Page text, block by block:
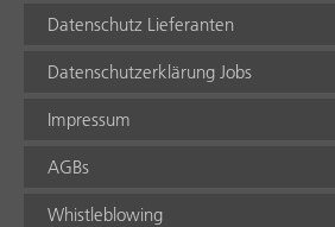
Datenschutz Lieferanten
Datenschutzerklärung Jobs
Impressum
AGBs
Whistleblowing